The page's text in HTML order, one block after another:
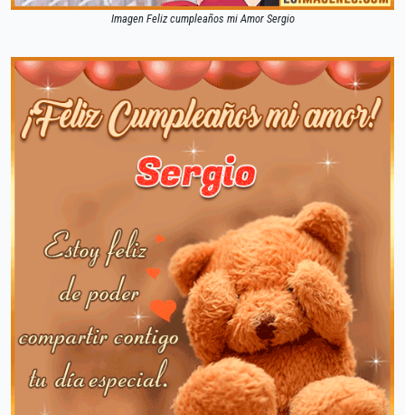
Imagen Feliz cumpleaños mi Amor Sergio